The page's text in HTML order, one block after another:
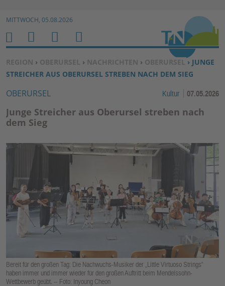
Zum Inhalt springen ↓
MITTWOCH, 05.08.2026
SIE BEFINDEN SICH HIER:
REGION › OBERURSEL › NACHRICHTEN › OBERURSEL › JUNGE
STREICHER AUS OBERURSEL STREBEN NACH DEM SIEG
OBERURSEL Kultur 07.05.2026
Junge Streicher aus Oberursel streben nach
dem Sieg
Bereit für den großen Tag: Die Nachwuchs-Musiker der „Little Virtuoso Strings“
haben immer und immer wieder für den großen Auftritt beim Mendelssohn-
Wettbewerb geübt. -- Foto: Inyoung Cheon
H
O
M
E
M
E
N
U
S
U
C
N
B
E
N
Z
F
K
TI
O
N
N